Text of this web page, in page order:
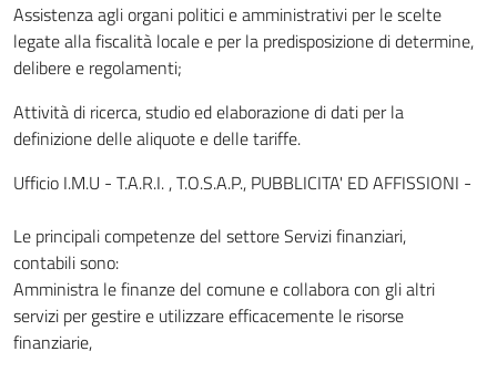
Assistenza agli organi politici e amministrativi per le scelte
legate alla fiscalità locale e per la predisposizione di determine,
delibere e regolamenti;
Attività di ricerca, studio ed elaborazione di dati per la
definizione delle aliquote e delle tariffe.
Ufficio I.M.U - T.A.R.I. , T.O.S.A.P., PUBBLICITA' ED AFFISSIONI -
Le principali competenze del settore Servizi finanziari,
contabili sono:
Amministra le finanze del comune e collabora con gli altri
servizi per gestire e utilizzare efficacemente le risorse
finanziarie,